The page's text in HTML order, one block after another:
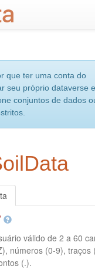
que ter uma conta do
seu próprio dataverse e
conjuntos de dados
válido de 2 a 60
números (0-9), traços
(.).